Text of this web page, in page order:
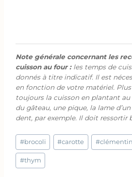
Note générale concernant les
cuisson au four :les temps de
donnés à titre indicatif. Il est
en fonction de votre matériel. Plus
toujours la cuisson en plantant
du gâteau, une pique, la lame
dent, par exemple. Il doit ressortir
Étiquettes
de
la
#brocoli #carotte #
#thym